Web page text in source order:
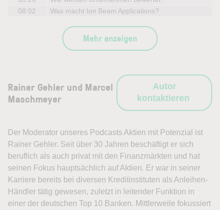
08:02
Was macht Ion Beam Applications?
Mehr anzeigen
Rainer Gehler und Marcel
Maschmeyer
Autor
kontaktieren
Der Moderator unseres Podcasts Aktien mit Potenzial ist
Rainer Gehler. Seit über 30 Jahren beschäftigt er sich
beruflich als auch privat mit den Finanzmärkten und hat
seinen Fokus hauptsächlich auf Aktien. Er war in seiner
Karriere bereits bei diversen Kreditinstituten als Anleihen-
Händler tätig gewesen, zuletzt in leitender Funktion in
einer der deutschen Top 10 Banken. Mittlerweile fokussiert